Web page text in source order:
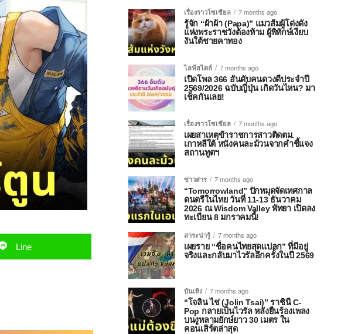
Line
เรื่องราวโซเชียล
7 months ago
รู้จัก “ผ้าผ้า (Papa)” แมวส้มผู้โด่งดัง
แห่งพระราชวังต้องห้าม ผู้พิทักษ์เงียบ
งันใต้ชายคาทอง
ไลฟ์สไตล์
7 months ago
เปิดโพล 366 อันดับคนดวงดีประจำปี
2569/2026 ฉบับญี่ปุ่น เกิดวันไหน? มา
เช็คกันเลย!
เรื่องราวโซเชียล
7 months ago
เผยสาเหตุข้าราชการสาวติดตม.
เกาหลีใต้ หนังคนละม้วนจากคำชี้แจง
สถานทูตฯ
ข่าวสาร
7 months ago
“Tomorrowland” ปักหมุดจัดเทศกาล
ดนตรีในไทย วันที่ 11-13 ธันวาคม
2026 ณ Wisdom Valley พัทยา เปิดลง
ทะเบียน 8 มกราคมนี้!
สาระน่ารู้
7 months ago
เผยราย “ชื่อคนไทยสุดแปลก” ที่มีอยู่
จริงและกลับมาไวรัลอีกครั้งในปี 2569
บันเทิง
7 months ago
“โจลิน ไช่ (Jolin Tsai)” ราชินี C-
Pop กลายเป็นไวรัล หลังยืนร้องเพลง
บนงูหลามยักษ์ยาว 30 เมตร ใน
คอนเสิร์ตล่าสุด